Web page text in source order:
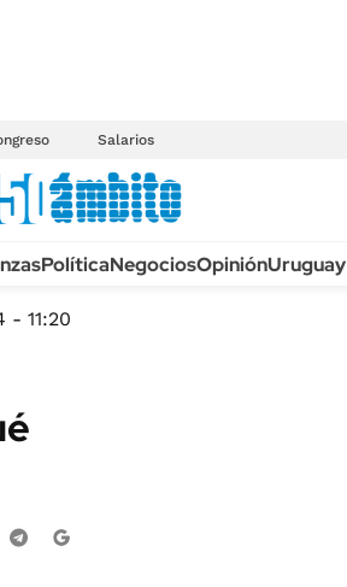
Salarios
GENERAL
PolíticaNegociosOpiniónUruguay
- 11:20